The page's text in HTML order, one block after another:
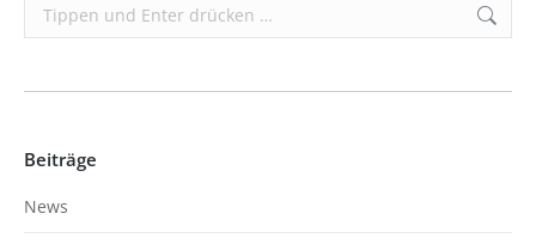
Search:
Beiträge
News